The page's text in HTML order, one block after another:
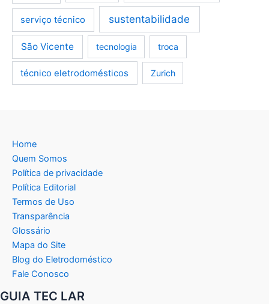
serviço técnico sustentabilidade
São Vicente tecnologia troca
técnico eletrodomésticos Zurich
Home
Quem Somos
Política de privacidade
Política Editorial
Termos de Uso
Transparência
Glossário
Mapa do Site
Blog do Eletrodoméstico
Fale Conosco
GUIA TEC LAR